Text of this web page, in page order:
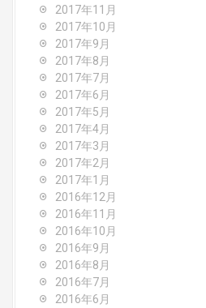
2017年11月
2017年10月
2017年9月
2017年8月
2017年7月
2017年6月
2017年5月
2017年4月
2017年3月
2017年2月
2017年1月
2016年12月
2016年11月
2016年10月
2016年9月
2016年8月
2016年7月
2016年6月